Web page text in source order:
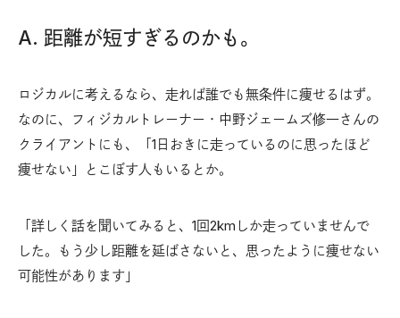
A. 距離が短すぎるのかも。
ロジカルに考えるなら、走れば誰でも無条件に痩せるはず。
なのに、フィジカルトレーナー・中野ジェームズ修一さんの
クライアントにも、「1日おきに走っているのに思ったほど
痩せない」とこぼす人もいるとか。
「詳しく話を聞いてみると、1回2kmしか走っていませんで
した。もう少し距離を延ばさないと、思ったように痩せない
可能性があります」